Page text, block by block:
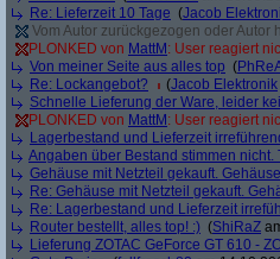
Re: Lieferzeit 10 Tage (Jacob
Vom Autor zurückgezogen oder
PLONKED von MattM : User reagiert
Von meiner Seite aus alles top (
Re: Lockangebot?
(Jacob Elektronik
Schnelle Lieferung der Ware, leider
PLONKED von MattM : User reagiert
Lagerbestand und Lieferzeit
Angaben über Bestand stimmen nicht.
Gehäuse mit Netzteil gekauft.
Re: Gehäuse mit Netzteil gekauft.
Re: Lagerbestand und Lieferzeit
Router bestellt, alles top! :) (ShiRaZ
Lieferung ZOTAC GeForce GT 610 -